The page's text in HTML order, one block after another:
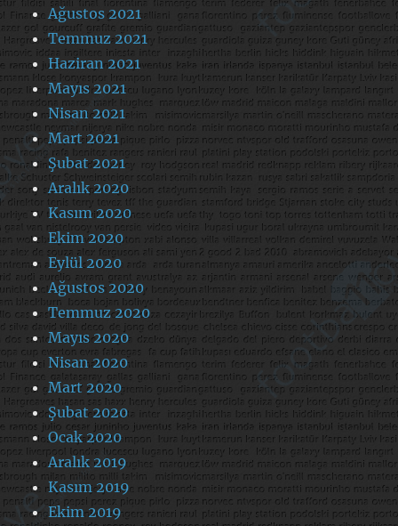
Ağustos 2021
Temmuz 2021
Haziran 2021
Mayıs 2021
Nisan 2021
Mart 2021
Şubat 2021
Aralık 2020
Kasım 2020
Ekim 2020
Eylül 2020
Ağustos 2020
Temmuz 2020
Mayıs 2020
Nisan 2020
Mart 2020
Şubat 2020
Ocak 2020
Aralık 2019
Kasım 2019
Ekim 2019